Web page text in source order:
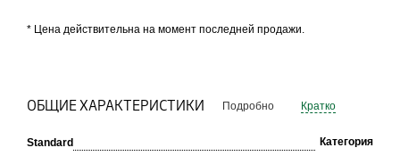
* Цена действительна на момент последней продажи.
ОБЩИЕ ХАРАКТЕРИСТИКИ Подробно Кратко
Standard Категория